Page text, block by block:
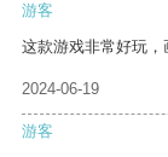
游客
这款游戏非常好玩，
2024-06-19
游客